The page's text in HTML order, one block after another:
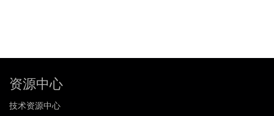
资源中心
技术资源中心